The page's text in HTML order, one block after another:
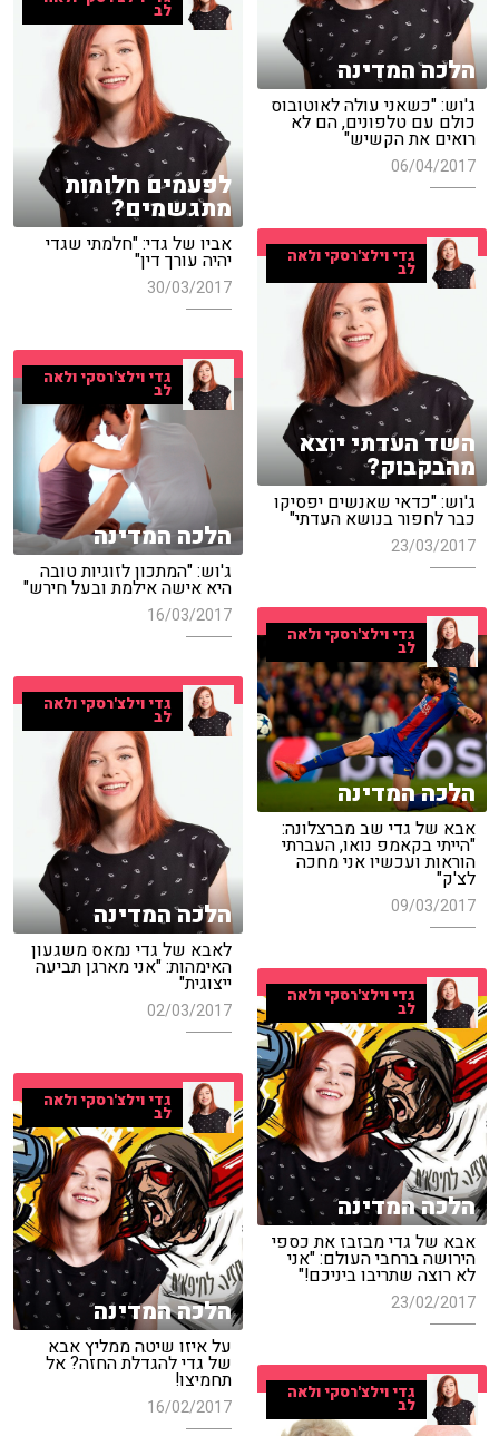
הלכה המדינה
ג'וש: "כשאני עולה לאוטובוס
כולם עם טלפונים, הם לא
רואים את הקשיש"
06/04/2017
לב
לפעמים חלומות
מתגשמים?
אביו של גדי: "חלמתי שגדי
יהיה עורך דין"
30/03/2017
גדי וילצ'רסקי ולאה
לב
השד העדתי יוצא
מהבקבוק?
ג'וש: "כדאי שאנשים יפסיקו
כבר לחפור בנושא העדתי"
23/03/2017
גדי וילצ'רסקי ולאה
לב
הלכה המדינה
ג'וש: "המתכון לזוגיות טובה
היא אישה אילמת ובעל חירש"
16/03/2017
גדי וילצ'רסקי ולאה
לב
הלכה המדינה
אבא של גדי שב מברצלונה:
"הייתי בקאמפ נואו, העברתי
הוראות ועכשיו אני מחכה
לצ'ק"
09/03/2017
גדי וילצ'רסקי ולאה
לב
הלכה המדינה
לאבא של גדי נמאס משגעון
האימהות: "אני מארגן תביעה
ייצוגית"
02/03/2017
גדי וילצ'רסקי ולאה
לב
הלכה המדינה
אבא של גדי מבזבז את כספי
הירושה ברחבי העולם: "אני
לא רוצה שתריבו ביניכם!"
23/02/2017
גדי וילצ'רסקי ולאה
לב
הלכה המדינה
על איזו שיטה ממליץ אבא
של גדי להגדלת החזה? אל
תחמיצו!
16/02/2017
גדי וילצ'רסקי ולאה
לב